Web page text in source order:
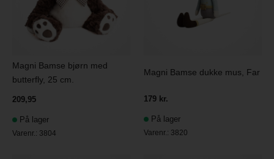
Magni Bamse bjørn med
butterfly, 25 cm.
209,95
På lager
Varenr.: 3804
Magni Bamse dukke mus, Far
179 kr.
På lager
Varenr.: 3820